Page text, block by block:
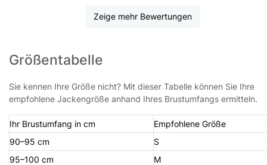
Zeige mehr Bewertungen
Größentabelle
Sie kennen Ihre Größe nicht? Mit dieser Tabelle können Sie Ihre
empfohlene Jackengröße anhand Ihres Brustumfangs ermitteln.
Ihr Brustumfang in cm
Empfohlene Größe
90–95 cm
S
95–100 cm
M